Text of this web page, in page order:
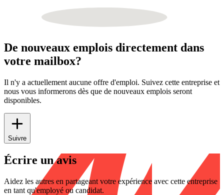
De nouveaux emplois directement dans
votre mailbox?
Il n'y a actuellement aucune offre d'emploi. Suivez cette entreprise et
nous vous informerons dès que de nouveaux emplois seront
disponibles.
Suivre
Écrire un avis
Aidez les autres en partageant votre expérience avec cette entreprise
en tant qu'employé ou candidat.